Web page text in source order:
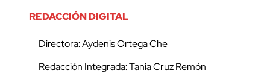
REDACCIÓN DIGITAL
Directora: Aydenis Ortega Che
Redacción Integrada: Tania Cruz Remón